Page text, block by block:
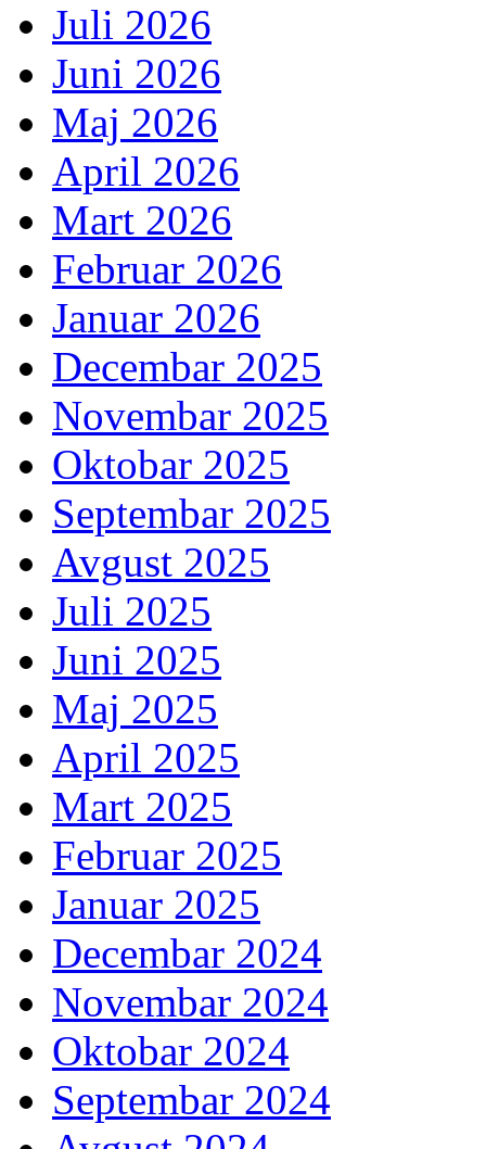
Juli 2026
Juni 2026
Maj 2026
April 2026
Mart 2026
Februar 2026
Januar 2026
Decembar 2025
Novembar 2025
Oktobar 2025
Septembar 2025
Avgust 2025
Juli 2025
Juni 2025
Maj 2025
April 2025
Mart 2025
Februar 2025
Januar 2025
Decembar 2024
Novembar 2024
Oktobar 2024
Septembar 2024